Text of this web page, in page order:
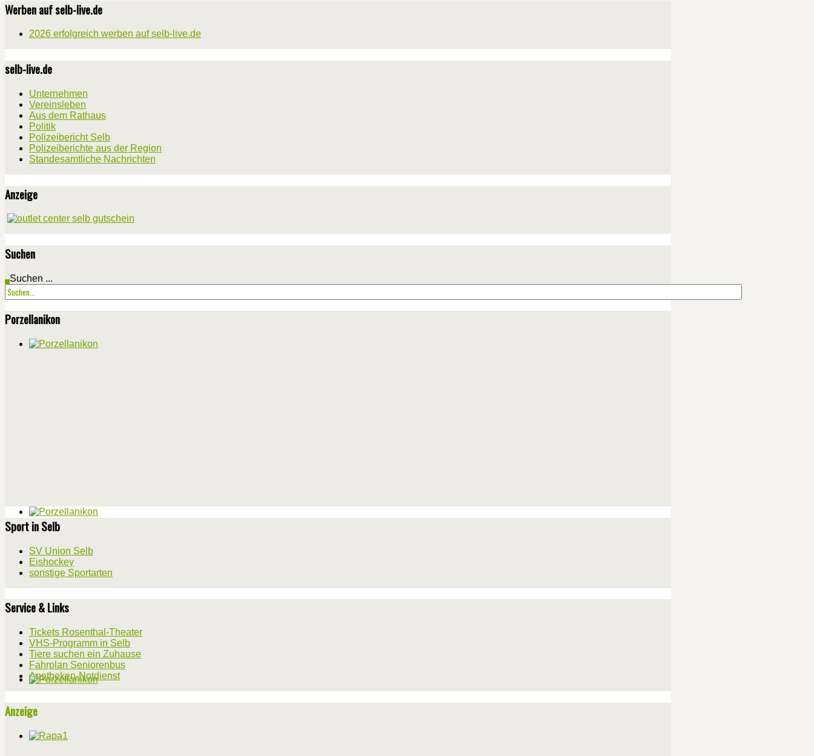
Werben auf selb-live.de
2026 erfolgreich werben auf selb-live.de
selb-live.de
Unternehmen
Vereinsleben
Aus dem Rathaus
Politik
Polizeibericht Selb
Polizeiberichte aus der Region
Standesamtliche Nachrichten
Anzeige
Suchen
Suchen ...
Porzellanikon
Sport in Selb
SV Union Selb
Eishockey
sonstige Sportarten
Service & Links
Tickets Rosenthal-Theater
VHS-Programm in Selb
Tiere suchen ein Zuhause
Fahrplan Seniorenbus
Apotheken-Notdienst
Anzeige